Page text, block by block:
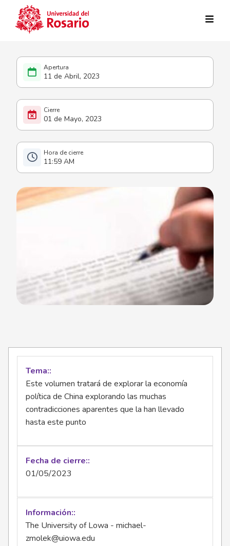
11 de Abril, 2023
01 de Mayo, 2023
11:59 AM
Tema:
Este volumen tratará de explorar la economía
política de China explorando las muchas
contradicciones aparentes que la han llevado
hasta este punto
Fecha de cierre:
01/05/2023
Información:
The University of Lowa - michael-
zmolek@uiowa.edu